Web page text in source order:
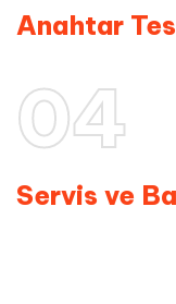
Anahtar
04
Servis ve